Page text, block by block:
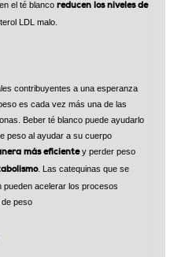
el té blanco reducen los niveles de
LDL malo.
contribuyentes a una esperanza
es cada vez más una de las
Beber té blanco puede ayudarlo
peso al ayudar a su cuerpo
más eficientey perder peso
. Las catequinas que se
pueden acelerar los procesos
peso